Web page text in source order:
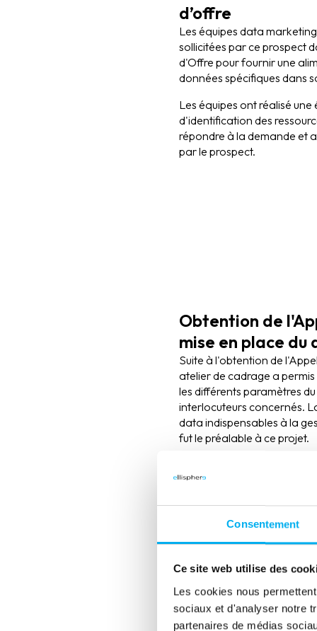
Consentement
Ce site web utilise des
Les cookies nous
sociaux et d'analyser notre
partenaires de médias
d’offre
Les équipes data
sollicitées par ce prospect
d'Offre pour fournir une
données spécifiques dans
Les équipes ont réalisé
d'identification des
répondre à la demande et
par le prospect.
Obtention de
mise en place du
Suite à l'obtention de
atelier de cadrage a
les différents paramètres
interlocuteurs concernés.
data indispensables à la
fut le préalable à ce projet.
identifiées comme